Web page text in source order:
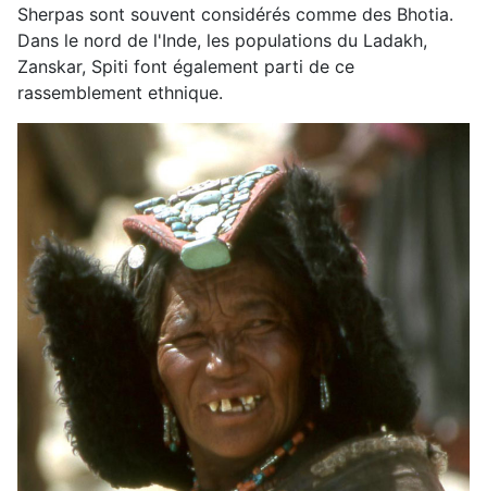
Sherpas sont souvent considérés comme des Bhotia.
Dans le nord de l'Inde, les populations du Ladakh,
Zanskar, Spiti font également parti de ce
rassemblement ethnique.